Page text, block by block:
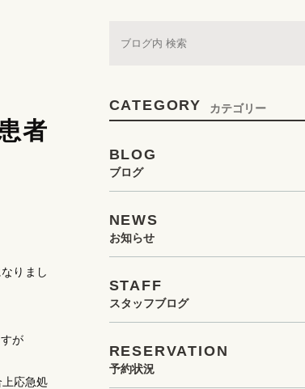
者
りまし
が
応急処
CATEGORY カテゴリー
BLOG
ブログ
NEWS
お知らせ
STAFF
スタッフブログ
RESERVATION
予約状況